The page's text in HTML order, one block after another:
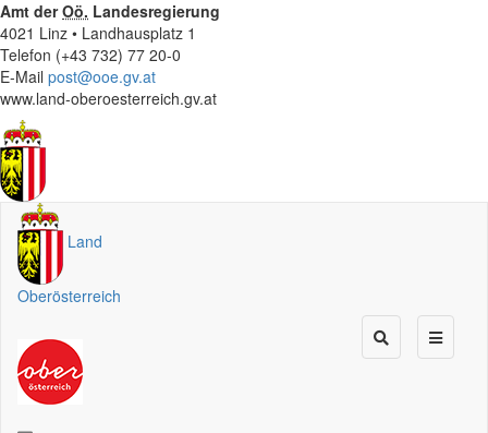
Amt derOö. Landesregierung
4021 Linz • Landhausplatz 1
Telefon (+43 732) 77 20-0
E-Mail post@ooe.gv.at
www.land-oberoesterreich.gv.at
Land
Oberösterreich